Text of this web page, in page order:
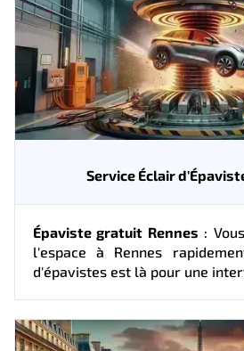
Service Éclair
Épaviste gratuit Rennes :
l'espace à Rennes
d'épavistes est là pour une